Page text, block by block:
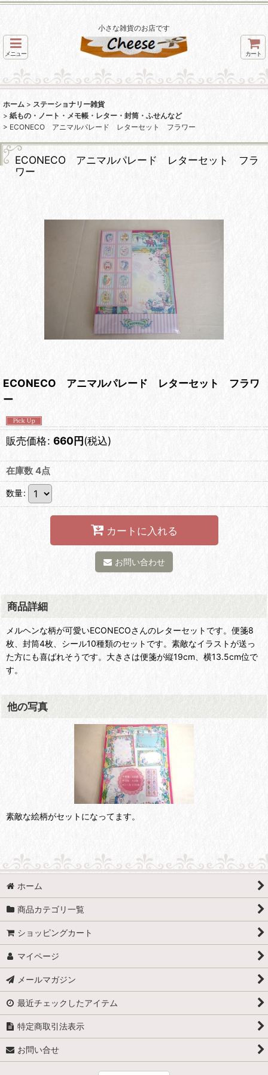
小さな雑貨のお店です
メニュー カート
ホーム > ステーショナリー雑貨
> 紙もの・ノート・メモ帳・レター・封筒・ふせんなど
> ECONECO アニマルパレード レターセット フラワー
ECONECO アニマルパレード レターセット フラ
ワー
ECONECO アニマルパレード レターセット フラワ
ー
販売価格: 660円(税込)
在庫数 4点
数量:
カートに入れる
お問い合わせ
商品詳細
メルヘンな柄が可愛いECONECOさんのレターセットです。便箋8
枚、封筒4枚、シール10種類のセットです。素敵なイラストが送っ
た方にも喜ばれそうです。大きさは便箋が縦19cm、横13.5cm位で
す。
他の写真
素敵な絵柄がセットになってます。
ホーム
商品カテゴリ一覧
ショッピングカート
マイページ
メールマガジン
最近チェックしたアイテム
特定商取引法表示
お問い合せ